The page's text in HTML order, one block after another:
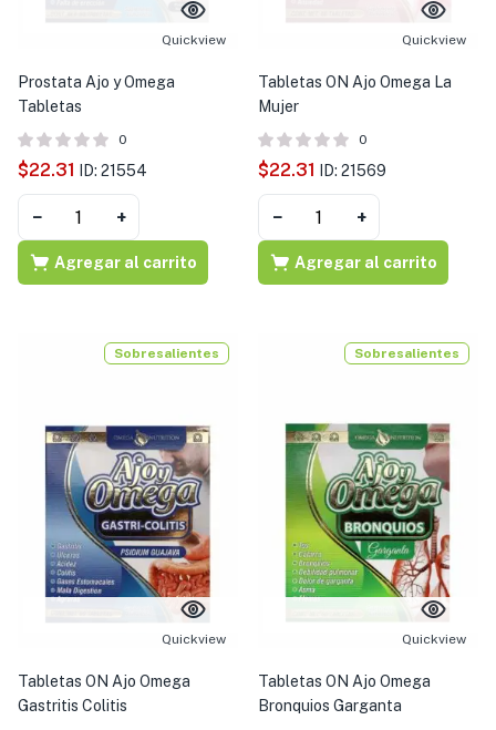
Quickview
Prostata Ajo y Omega
Tabletas
0
$22.31 ID: 21554
− +
Agregar al carrito
Quickview
Tabletas ON Ajo Omega La
Mujer
0
$22.31 ID: 21569
− +
Agregar al carrito
Sobresalientes
Quickview
Tabletas ON Ajo Omega
Gastritis Colitis
Sobresalientes
Quickview
Tabletas ON Ajo Omega
Bronquios Garganta